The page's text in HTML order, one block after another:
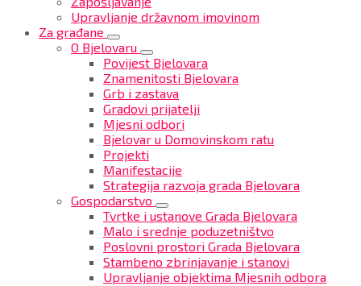
Upravljanje državnom imovinom
Za građane
O Bjelovaru
Povijest Bjelovara
Znamenitosti Bjelovara
Grb i zastava
Gradovi prijatelji
Mjesni odbori
Bjelovar u Domovinskom ratu
Projekti
Manifestacije
Strategija razvoja grada Bjelovara
Gospodarstvo
Tvrtke i ustanove Grada Bjelovara
Malo i srednje poduzetništvo
Poslovni prostori Grada Bjelovara
Stambeno zbrinjavanje i stanovi
Upravljanje objektima Mjesnih odbora